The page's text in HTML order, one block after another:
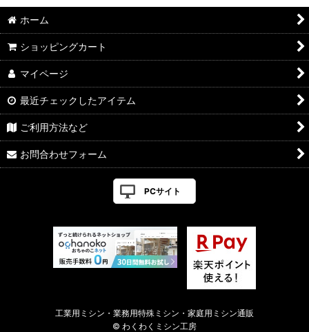
ホーム
ショッピングカート
マイページ
最近チェックしたアイテム
ご利用方法など
お問合わせフォーム
PCサイト
工業用ミシン・業務用特殊ミシン・家庭用ミシン通販
© わくわくミシン工房